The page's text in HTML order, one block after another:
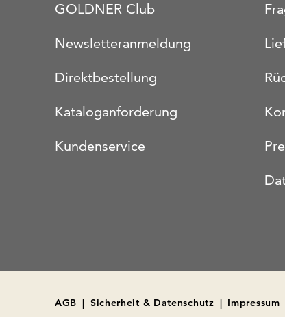
GOLDNER Club
Newsletteranmeldung
Direktbestellung
Kataloganforderung
Kundenservice
AGB | Sicherheit & Datenschutz | Impressum